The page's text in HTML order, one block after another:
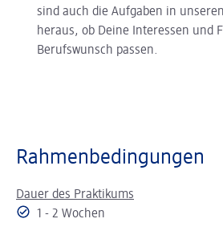
sind auch die Aufgaben in
heraus, ob Deine Interessen und
Berufswunsch passen.
Rahmenbedingungen
Dauer des Praktikums
1 - 2 Wochen